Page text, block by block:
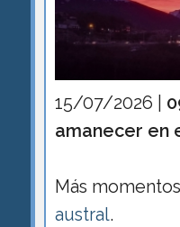
15/07/2026 |
amanecer en
Más
austral.